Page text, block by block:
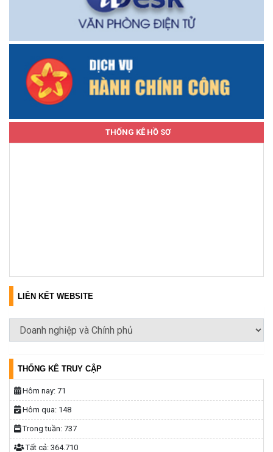
THỐNG KÊ HỒ SƠ
LIÊN KẾT WEBSITE
THỐNG KÊ TRUY CẬP
Hôm nay: 71
Hôm qua: 148
Trong tuần: 737
Tất cả: 364.710